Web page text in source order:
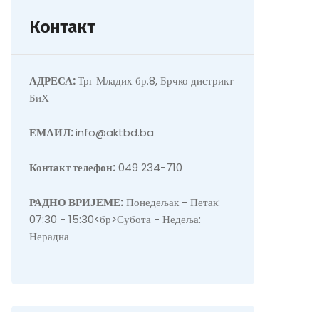
Контакт
АДРЕСА:Трг Младих бр.8, Брчко дистрикт
БиХ
ЕМАИЛ:info@aktbd.ba
Контакт телефон:049 234-710
РАДНО ВРИЈЕМЕ:Понедељак - Петак:
07:30 - 15:30<бр>Субота - Недеља:
Нерадна